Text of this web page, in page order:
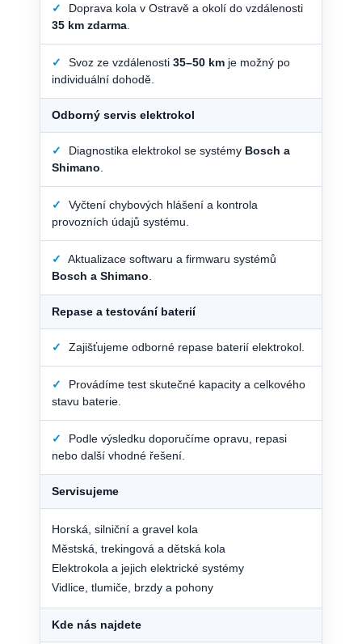
✓
Doprava kola v Ostravě a okolí do vzdálenosti
35 km zdarma
✓ Svoz ze vzdálenosti 35–50 km je možný po
individuální dohodě.
Odborný servis elektrokol
✓ Diagnostika elektrokol se systémy Bosch a
Shimano
✓
Vyčtení chybových hlášení a kontrola
provozních údajů systému.
✓
Aktualizace softwaru a firmwaru systémů
Bosch a Shimano
Repase a testování baterií
✓ Zajišťujeme odborné repase baterií elektrokol.
✓
Provádíme test skutečné kapacity a celkového
stavu baterie.
✓
Podle výsledku doporučíme opravu, repasi
nebo další vhodné řešení.
Servisujeme
Horská, silniční a gravel kola
Městská, trekingová a dětská kola
Elektrokola a jejich elektrické systémy
Vidlice, tlumiče, brzdy a pohony
Kde nás najdete